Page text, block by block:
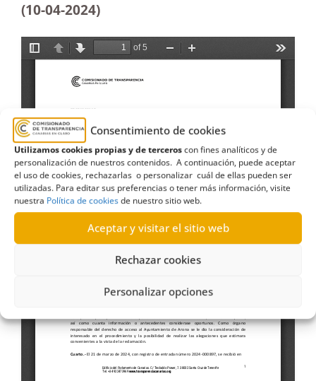
Consentimiento de cookies
Utilizamos cookies propias y de terceroscon fines analíticos y de
personalización de nuestros contenidos. A continuación, puede aceptar
el uso de cookies, rechazarlas o personalizar cuál de ellas pueden ser
utilizadas. Para editar sus preferencias o tener más información, visite
nuestra Política de cookiesde nuestro sitio web.
Aceptar y visitar el sitio web
Rechazar cookies
Personalizar opciones
(10-04-2024)